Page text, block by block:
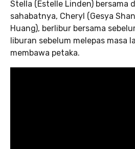
Stella (Estelle Linden) bersama
sahabatnya, Cheryl (Gesya
Huang), berlibur bersama
liburan sebelum melepas masa
membawa petaka.